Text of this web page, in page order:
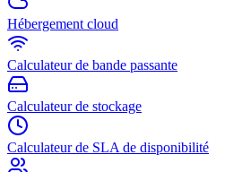
Hébergement cloud
Calculateur de bande passante
Calculateur de stockage
Calculateur de SLA de disponibilité